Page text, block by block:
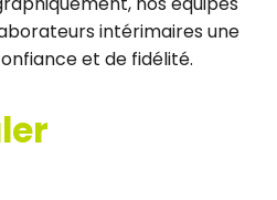
intérimaires une
et de fidélité.